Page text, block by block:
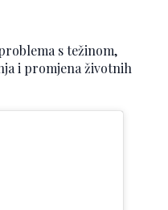
s težinom,
i promjena životnih